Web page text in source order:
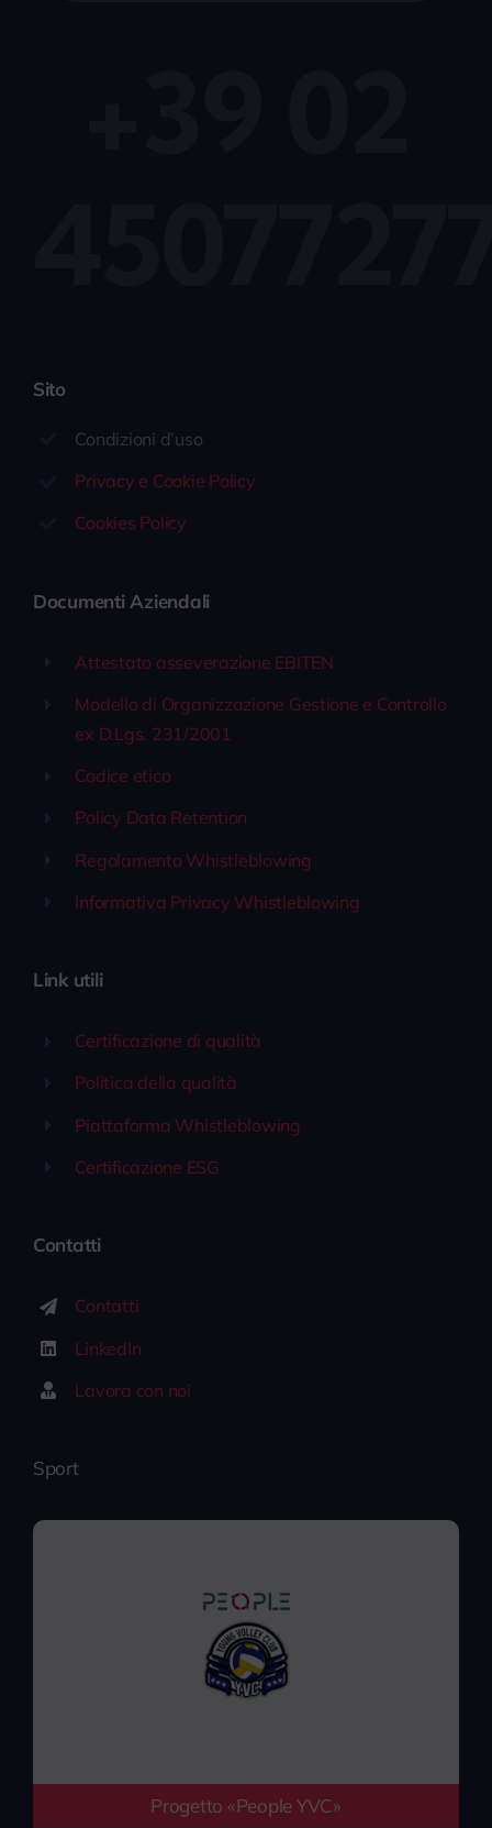
Sito
Condizioni d’uso
Privacy e Cookie Policy
Cookies Policy
Documenti Aziendali
Attestato asseverazione EBITEN
Modello di Organizzazione Gestione e Controllo
ex D.Lgs. 231/2001
Codice etico
Policy Data Retention
Regolamento Whistleblowing
Informativa Privacy Whistleblowing
Link utili
Certificazione di qualità
Politica della qualità
Piattaforma Whistleblowing
Certificazione ESG
Contatti
Contatti
LinkedIn
Lavora con noi
Sport
Progetto «People YVC»